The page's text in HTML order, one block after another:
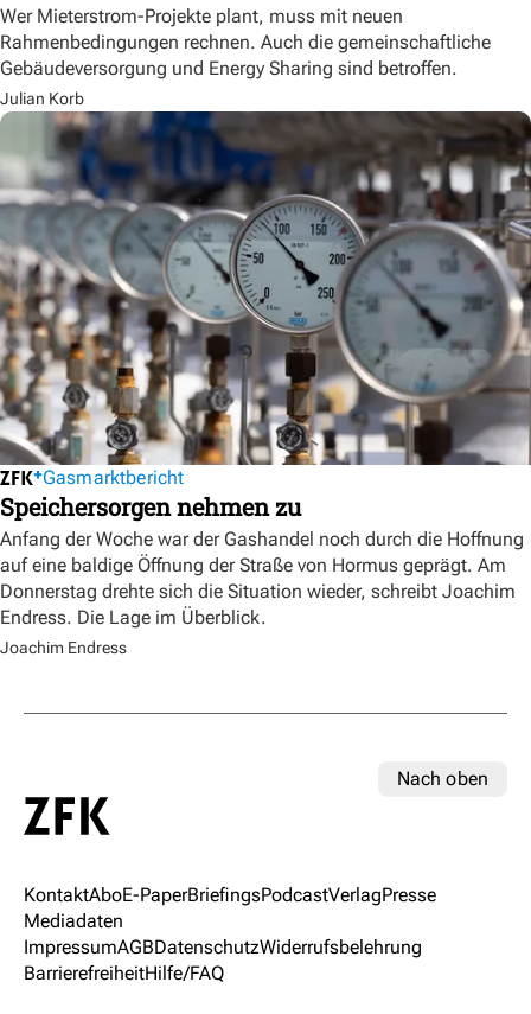
Wer Mieterstrom-Projekte plant, muss mit neuen
Rahmenbedingungen rechnen. Auch die gemeinschaftliche
Gebäudeversorgung und Energy Sharing sind betroffen.
Julian Korb
Gasmarktbericht
Speichersorgen nehmen zu
Anfang der Woche war der Gashandel noch durch die Hoffnung
auf eine baldige Öffnung der Straße von Hormus geprägt. Am
Donnerstag drehte sich die Situation wieder, schreibt Joachim
Endress. Die Lage im Überblick.
Joachim Endress
Nach oben
KontaktAboE-PaperBriefingsPodcastVerlagPresse
Mediadaten
ImpressumAGBDatenschutzWiderrufsbelehrung
BarrierefreiheitHilfe/FAQ